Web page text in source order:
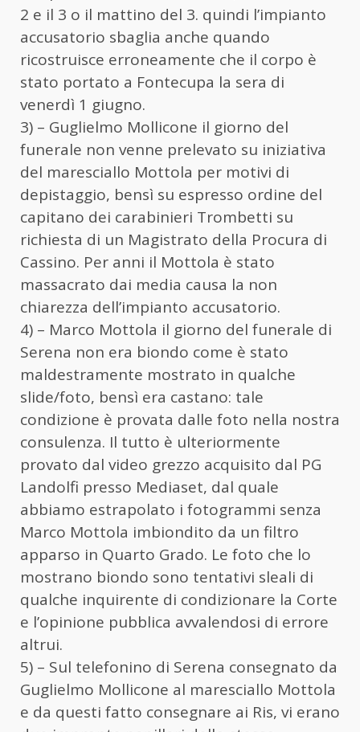
2 e il 3 o il mattino del 3. quindi l’impianto
accusatorio sbaglia anche quando
ricostruisce erroneamente che il corpo è
stato portato a Fontecupa la sera di
venerdì 1 giugno.
3) – Guglielmo Mollicone il giorno del
funerale non venne prelevato su iniziativa
del maresciallo Mottola per motivi di
depistaggio, bensì su espresso ordine del
capitano dei carabinieri Trombetti su
richiesta di un Magistrato della Procura di
Cassino. Per anni il Mottola è stato
massacrato dai media causa la non
chiarezza dell’impianto accusatorio.
4) – Marco Mottola il giorno del funerale di
Serena non era biondo come è stato
maldestramente mostrato in qualche
slide/foto, bensì era castano: tale
condizione è provata dalle foto nella nostra
consulenza. Il tutto è ulteriormente
provato dal video grezzo acquisito dal PG
Landolfi presso Mediaset, dal quale
abbiamo estrapolato i fotogrammi senza
Marco Mottola imbiondito da un filtro
apparso in Quarto Grado. Le foto che lo
mostrano biondo sono tentativi sleali di
qualche inquirente di condizionare la Corte
e l’opinione pubblica avvalendosi di errore
altrui.
5) – Sul telefonino di Serena consegnato da
Guglielmo Mollicone al maresciallo Mottola
e da questi fatto consegnare ai Ris, vi erano